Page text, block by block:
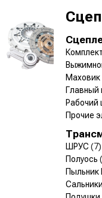
Маховик
Главный
Рабочий
Прочие
ШРУС (7)
Полуось
Сальники